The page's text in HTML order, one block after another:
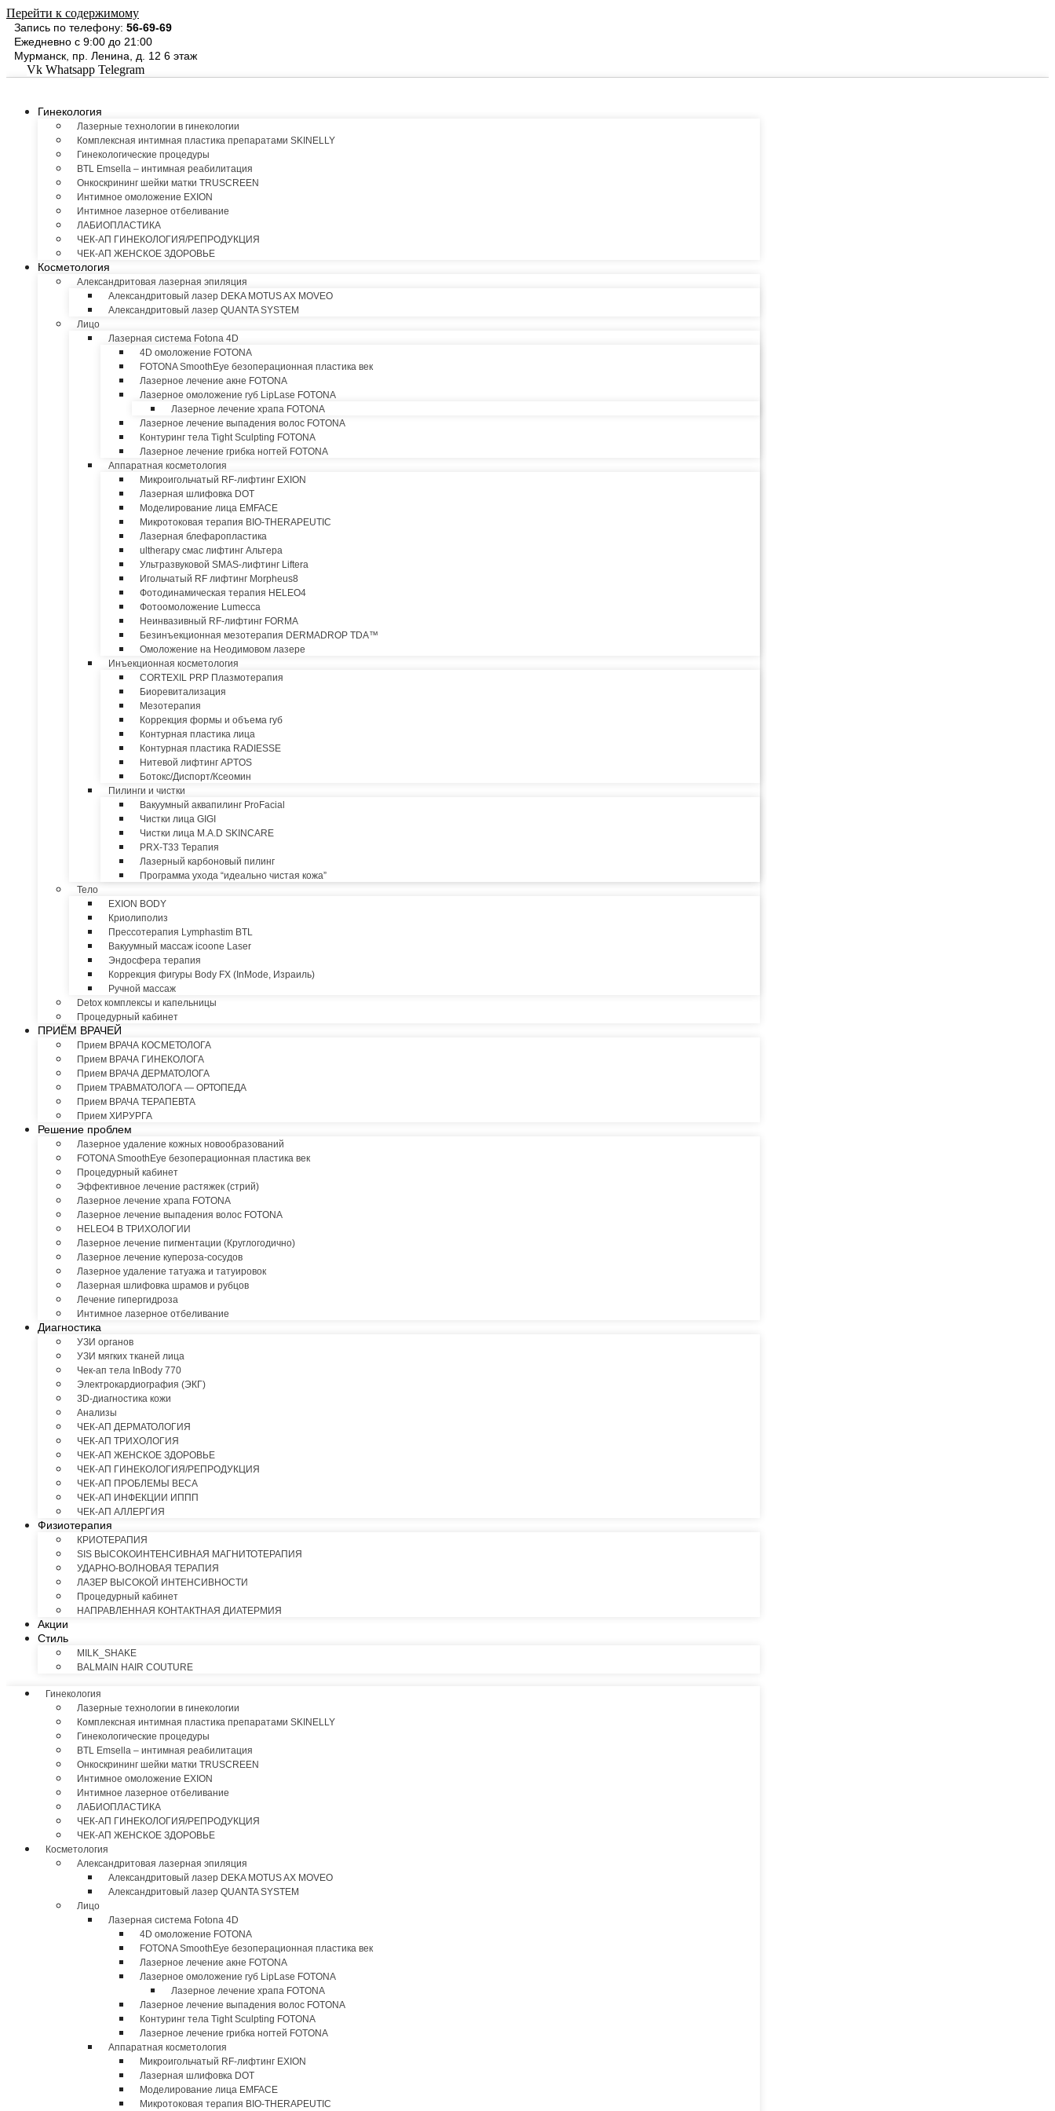
Перейти к содержимому
Запись по телефону: 56-69-69
Ежедневно с 9:00 до 21:00
Мурманск, пр. Ленина, д. 12 6 этаж
Vk Whatsapp Telegram
Гинекология
Лазерные технологии в гинекологии
Комплексная интимная пластика препаратами SKINELLY
Гинекологические процедуры
BTL Emsella – интимная реабилитация
Онкоскрининг шейки матки TRUSCREEN
Интимное омоложение EXION
Интимное лазерное отбеливание
ЛАБИОПЛАСТИКА
ЧЕК-АП ГИНЕКОЛОГИЯ/РЕПРОДУКЦИЯ
ЧЕК-АП ЖЕНСКОЕ ЗДОРОВЬЕ
Косметология
Александритовая лазерная эпиляция
Александритовый лазер DEKA MOTUS AX MOVEO
Александритовый лазер QUANTA SYSTEM
Лицо
Лазерная система Fotona 4D
4D омоложение FOTONA
FOTONA SmoothEye безоперационная пластика век
Лазерное лечение акне FOTONA
Лазерное омоложение губ LipLase FOTONA
Лазерное лечение храпа FOTONA
Лазерное лечение выпадения волос FOTONA
Контуринг тела Tight Sculpting FOTONA
Лазерное лечение грибка ногтей FOTONA
Аппаратная косметология
Микроигольчатый RF-лифтинг EXION
Лазерная шлифовка DOT
Моделирование лица EMFACE
Микротоковая терапия BIO-THERAPEUTIC
Лазерная блефаропластика
ultherapy смас лифтинг Альтера
Ультразвуковой SMAS-лифтинг Liftera
Игольчатый RF лифтинг Morpheus8
Фотодинамическая терапия HELEO4
Фотоомоложение Lumecca
Неинвазивный RF-лифтинг FORMA
Безинъекционная мезотерапия DERMADROP TDA™
Омоложение на Неодимовом лазере
Инъекционная косметология
CORTEXIL PRP Плазмотерапия
Биоревитализация
Мезотерапия
Коррекция формы и объема губ
Контурная пластика лица
Контурная пластика RADIESSE
Нитевой лифтинг APTOS
Ботокс/Диспорт/Ксеомин
Пилинги и чистки
Вакуумный аквапилинг ProFacial
Чистки лица GIGI
Чистки лица M.A.D SKINCARE
PRX-T33 Терапия
Лазерный карбоновый пилинг
Программа ухода “идеально чистая кожа”
Тело
EXION BODY
Криолиполиз
Прессотерапия Lymphastim BTL
Вакуумный массаж icoone Laser
Эндосфера терапия
Коррекция фигуры Body FX (InMode, Израиль)
Ручной массаж
Detox комплексы и капельницы
Процедурный кабинет
ПРИЁМ ВРАЧЕЙ
Прием ВРАЧА КОСМЕТОЛОГА
Прием ВРАЧА ГИНЕКОЛОГА
Прием ВРАЧА ДЕРМАТОЛОГА
Прием ТРАВМАТОЛОГА — ОРТОПЕДА
Прием ВРАЧА ТЕРАПЕВТА
Прием ХИРУРГА
Решение проблем
Лазерное удаление кожных новообразований
FOTONA SmoothEye безоперационная пластика век
Процедурный кабинет
Эффективное лечение растяжек (стрий)
Лазерное лечение храпа FOTONA
Лазерное лечение выпадения волос FOTONA
HELEO4 В ТРИХОЛОГИИ
Лазерное лечение пигментации (Круглогодично)
Лазерное лечение купероза-сосудов
Лазерное удаление татуажа и татуировок
Лазерная шлифовка шрамов и рубцов
Лечение гипергидроза
Интимное лазерное отбеливание
Диагностика
УЗИ органов
УЗИ мягких тканей лица
Чек-ап тела InBody 770
Электрокардиография (ЭКГ)
3D-диагностика кожи
Анализы
ЧЕК-АП ДЕРМАТОЛОГИЯ
ЧЕК-АП ТРИХОЛОГИЯ
ЧЕК-АП ЖЕНСКОЕ ЗДОРОВЬЕ
ЧЕК-АП ГИНЕКОЛОГИЯ/РЕПРОДУКЦИЯ
ЧЕК-АП ПРОБЛЕМЫ ВЕСА
ЧЕК-АП ИНФЕКЦИИ ИППП
ЧЕК-АП АЛЛЕРГИЯ
Физиотерапия
КРИОТЕРАПИЯ
SIS ВЫСОКОИНТЕНСИВНАЯ МАГНИТОТЕРАПИЯ
УДАРНО-ВОЛНОВАЯ ТЕРАПИЯ
ЛАЗЕР ВЫСОКОЙ ИНТЕНСИВНОСТИ
Процедурный кабинет
НАПРАВЛЕННАЯ КОНТАКТНАЯ ДИАТЕРМИЯ
Акции
Стиль
MILK_SHAKE
BALMAIN HAIR COUTURE
Гинекология
Лазерные технологии в гинекологии
Комплексная интимная пластика препаратами SKINELLY
Гинекологические процедуры
BTL Emsella – интимная реабилитация
Онкоскрининг шейки матки TRUSCREEN
Интимное омоложение EXION
Интимное лазерное отбеливание
ЛАБИОПЛАСТИКА
ЧЕК-АП ГИНЕКОЛОГИЯ/РЕПРОДУКЦИЯ
ЧЕК-АП ЖЕНСКОЕ ЗДОРОВЬЕ
Косметология
Александритовая лазерная эпиляция
Александритовый лазер DEKA MOTUS AX MOVEO
Александритовый лазер QUANTA SYSTEM
Лицо
Лазерная система Fotona 4D
4D омоложение FOTONA
FOTONA SmoothEye безоперационная пластика век
Лазерное лечение акне FOTONA
Лазерное омоложение губ LipLase FOTONA
Лазерное лечение храпа FOTONA
Лазерное лечение выпадения волос FOTONA
Контуринг тела Tight Sculpting FOTONA
Лазерное лечение грибка ногтей FOTONA
Аппаратная косметология
Микроигольчатый RF-лифтинг EXION
Лазерная шлифовка DOT
Моделирование лица EMFACE
Микротоковая терапия BIO-THERAPEUTIC